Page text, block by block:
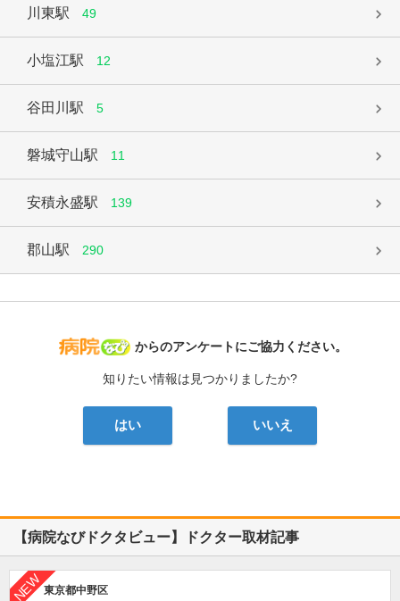
川東駅 49
小塩江駅 12
谷田川駅 5
磐城守山駅 11
安積永盛駅 139
郡山駅 290
病院なび
からのアンケートにご協力ください。
知りたい情報は見つかりましたか?
はい いいえ
【病院なびドクタビュー】ドクター取材記事
東京都中野区